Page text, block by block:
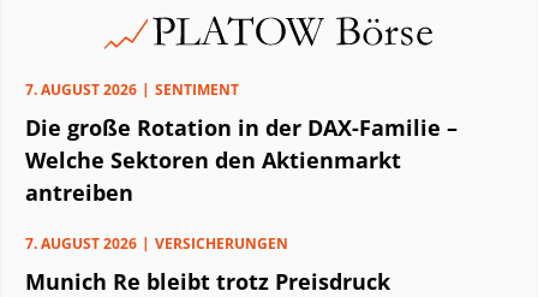
7. AUGUST 2026 SENTIMENT
Die große Rotation in der DAX-Familie –
Welche Sektoren den Aktienmarkt
antreiben
7. AUGUST 2026 VERSICHERUNGEN
Munich Re bleibt trotz Preisdruck